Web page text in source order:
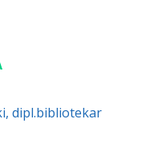
dipl.bibliotekar